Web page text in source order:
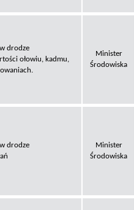
drodze
ołowiu, kadmu,
Minister
Środowiska
drodze
Minister
Środowiska